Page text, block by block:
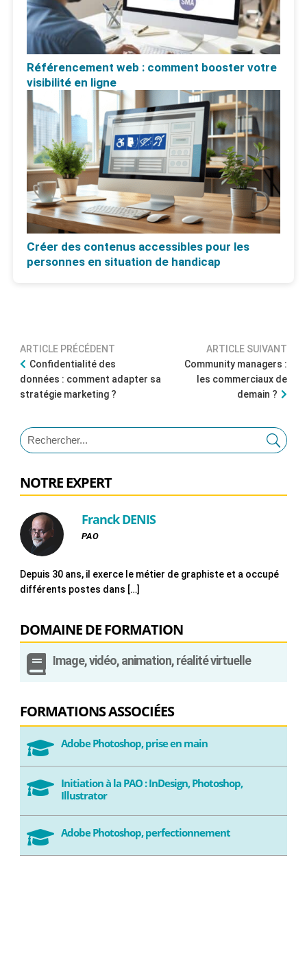
Référencement web : comment booster votre
visibilité en ligne
Créer des contenus accessibles pour les
personnes en situation de handicap
ARTICLE PRÉCÉDENT
Confidentialité des
données : comment adapter sa
stratégie marketing ?
ARTICLE SUIVANT
Community managers :
les commerciaux de
demain ?
NOTRE EXPERT
Franck DENIS
PAO
Depuis 30 ans, il exerce le métier de graphiste et a occupé
différents postes dans […]
DOMAINE DE FORMATION
 Image, vidéo, animation, réalité virtuelle
FORMATIONS ASSOCIÉES
 Adobe Photoshop, prise en main
 Initiation à la PAO : InDesign, Photoshop,
Illustrator
 Adobe Photoshop, perfectionnement